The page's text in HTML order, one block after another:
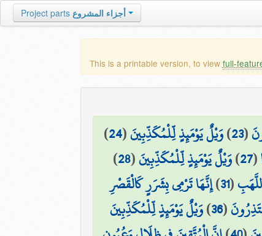
Project parts أجزاء المشروع
This is a printable version, to view full-
(
23
)وَيْلٌ يَوْمَئِذٍ لِّلْمُكَذِّبِينَ(
24
)
(
27
)وَيْلٌ يَوْمَئِذٍ لِّلْمُكَذِّبِينَ(
28
)
(
31
)إِنَّهَا تَرْمِي بِشَرَرٍ كَالْقَصْرِ
(
36
)وَيْلٌ يَوْمَئِذٍ لِّلْمُكَذِّبِينَ